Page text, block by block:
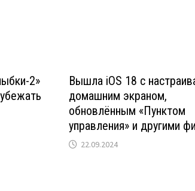
2»
Вышла iOS 18 с
домашним экраном,
обновлённым «Пунктом
управления» и другими
22.09.2024